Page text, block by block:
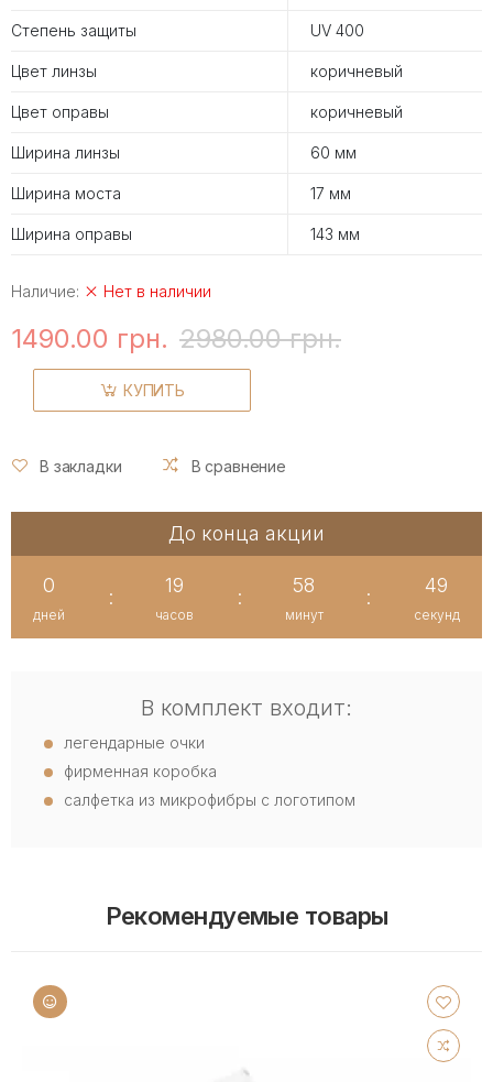
Степень защиты UV 400
Цвет линзы коричневый
Цвет оправы коричневый
Ширина линзы 60 мм
Ширина моста 17 мм
Ширина оправы 143 мм
Наличие: Нет в наличии
1490.00 грн. 2980.00 грн.
КУПИТЬ
В закладки В сравнение
До конца акции
0
дней
:
19
часов
:
58
минут
:
48
секунд
В комплект входит:
легендарные очки
фирменная коробка
салфетка из микрофибры с логотипом
Рекомендуемые товары